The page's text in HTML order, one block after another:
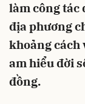
làm công tác
địa phương
khoảng cách
am hiểu đời
đồng.